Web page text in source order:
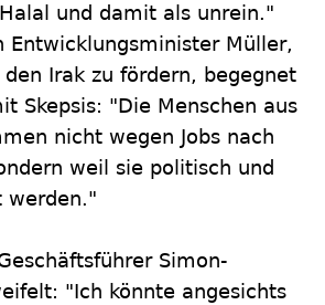
und damit als unrein."
Entwicklungsminister Müller,
den Irak zu fördern, begegnet
Skepsis: "Die Menschen aus
nicht wegen Jobs nach
weil sie politisch und
werden."
Simon-
"Ich könnte angesichts